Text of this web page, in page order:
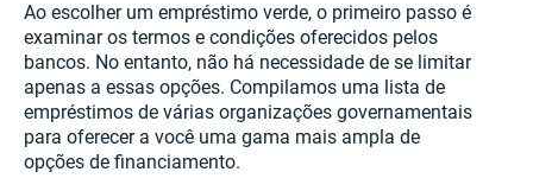
Ao escolher um empréstimo verde, o primeiro passo é
examinar os termos e condições oferecidos pelos
bancos. No entanto, não há necessidade de se limitar
apenas a essas opções. Compilamos uma lista de
empréstimos de várias organizações governamentais
para oferecer a você uma gama mais ampla de
opções de financiamento.